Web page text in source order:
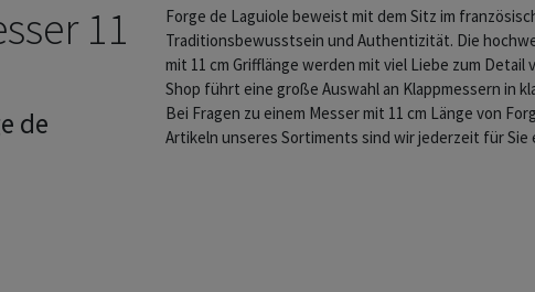
11
de
Forge de Laguiole beweist mit dem Sitz im
Traditionsbewusstsein und Authentizität. Die
mit 11 cm Grifflänge werden mit viel Liebe zum
Shop führt eine große Auswahl an Klappmessern in
Bei Fragen zu einem Messer mit 11 cm Länge von
Artikeln unseres Sortiments sind wir jederzeit für Sie